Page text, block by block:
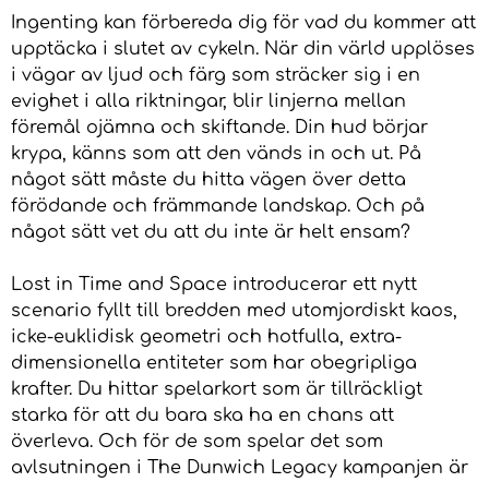
Ingenting kan förbereda dig för vad du kommer att
upptäcka i slutet av cykeln. När din värld upplöses
i vägar av ljud och färg som sträcker sig i en
evighet i alla riktningar, blir linjerna mellan
föremål ojämna och skiftande. Din hud börjar
krypa, känns som att den vänds in och ut. På
något sätt måste du hitta vägen över detta
förödande och främmande landskap. Och på
något sätt vet du att du inte är helt ensam?
Lost in Time and Space introducerar ett nytt
scenario fyllt till bredden med utomjordiskt kaos,
icke-euklidisk geometri och hotfulla, extra-
dimensionella entiteter som har obegripliga
krafter. Du hittar spelarkort som är tillräckligt
starka för att du bara ska ha en chans att
överleva. Och för de som spelar det som
avlsutningen i The Dunwich Legacy kampanjen är